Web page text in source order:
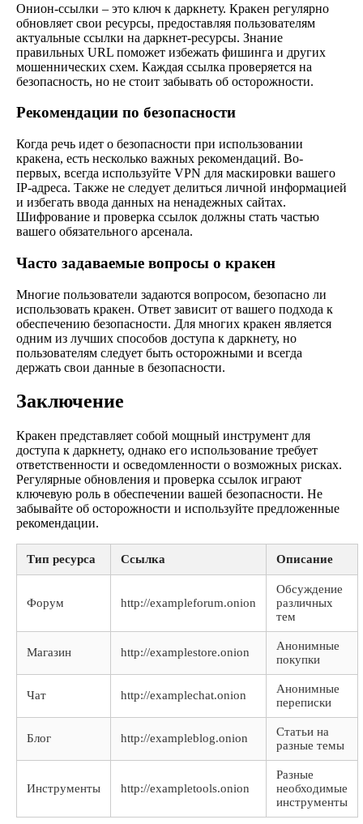
Онион-ссылки – это ключ к даркнету. Кракен регулярно
обновляет свои ресурсы, предоставляя пользователям
актуальные ссылки на даркнет-ресурсы. Знание
правильных URL поможет избежать фишинга и других
мошеннических схем. Каждая ссылка проверяется на
безопасность, но не стоит забывать об осторожности.
Рекомендации по безопасности
Когда речь идет о безопасности при использовании
кракена, есть несколько важных рекомендаций. Во-
первых, всегда используйте VPN для маскировки вашего
IP-адреса. Также не следует делиться личной информацией
и избегать ввода данных на ненадежных сайтах.
Шифрование и проверка ссылок должны стать частью
вашего обязательного арсенала.
Часто задаваемые вопросы о кракен
Многие пользователи задаются вопросом, безопасно ли
использовать кракен. Ответ зависит от вашего подхода к
обеспечению безопасности. Для многих кракен является
одним из лучших способов доступа к даркнету, но
пользователям следует быть осторожными и всегда
держать свои данные в безопасности.
Заключение
Кракен представляет собой мощный инструмент для
доступа к даркнету, однако его использование требует
ответственности и осведомленности о возможных рисках.
Регулярные обновления и проверка ссылок играют
ключевую роль в обеспечении вашей безопасности. Не
забывайте об осторожности и используйте предложенные
рекомендации.
Тип ресурса Ссылка Описание
Форум http://exampleforum.onion
Обсуждение
различных
тем
Магазин http://examplestore.onion
Анонимные
покупки
Чат http://examplechat.onion
Анонимные
переписки
Блог http://exampleblog.onion
Статьи на
разные темы
Инструменты http://exampletools.onion
Разные
необходимые
инструменты